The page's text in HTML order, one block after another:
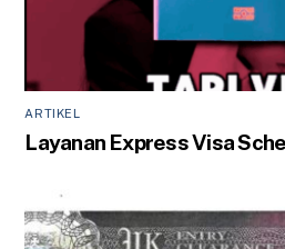
ARTIKEL
Layanan Express Visa